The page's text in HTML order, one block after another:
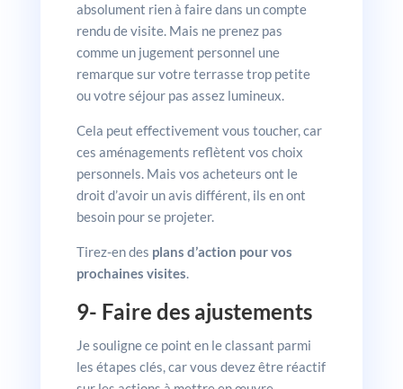
absolument rien à faire dans un compte
rendu de visite. Mais ne prenez pas
comme un jugement personnel une
remarque sur votre terrasse trop petite
ou votre séjour pas assez lumineux.
Cela peut effectivement vous toucher, car
ces aménagements reflètent vos choix
personnels. Mais vos acheteurs ont le
droit d’avoir un avis différent, ils en ont
besoin pour se projeter.
Tirez-en des plans d’action pour vos
prochaines visites.
9- Faire des ajustements
Je souligne ce point en le classant parmi
les étapes clés, car vous devez être réactif